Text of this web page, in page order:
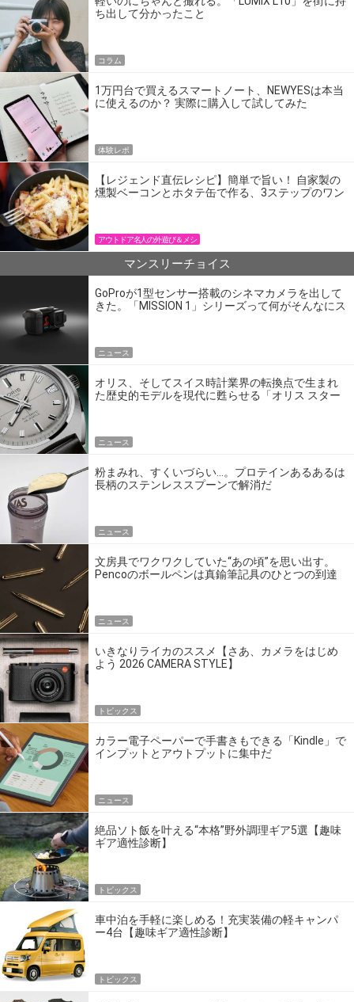
ち出して分かったこと
コラム
1万円台で買えるスマートノート、NEWYESは本当
に使えるのか？ 実際に購入して試してみた
体験レポ
【レジェンド直伝レシピ】簡単で旨い！ 自家製の
燻製ベーコンとホタテ缶で作る、3ステップのワン
アウトドア名人の外遊び＆メシ
マンスリーチョイス
GoProが1型センサー搭載のシネマカメラを出して
きた。「MISSION 1」シリーズって何がそんなにス
ニュース
オリス、そしてスイス時計業界の転換点で生まれ
た歴史的モデルを現代に甦らせる「オリス スター
ニュース
粉まみれ、すくいづらい…。プロテインあるあるは
長柄のステンレススプーンで解消だ
ニュース
文房具でワクワクしていた“あの頃”を思い出す。
Pencoのボールペンは真鍮筆記具のひとつの到達
ニュース
いきなりライカのススメ【さあ、カメラをはじめ
よう 2026 CAMERA STYLE】
トピックス
カラー電子ペーパーで手書きもできる「Kindle」で
インプットとアウトプットに集中だ
ニュース
絶品ソト飯を叶える“本格”野外調理ギア5選【趣味
ギア適性診断】
トピックス
車中泊を手軽に楽しめる！充実装備の軽キャンパ
ー4台【趣味ギア適性診断】
トピックス